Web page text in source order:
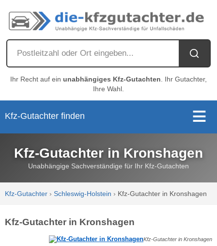
Ihr Recht auf ein unabhängiges Kfz-Gutachten . Ihr Gutachter,
Ihre Wahl.
Kfz-Gutachter finden
Kfz-Gutachter in Kronshagen
Unabhängige Sachverständige für Ihr Kfz-Gutachten
Kfz-Gutachter ›Schleswig-Holstein › Kfz-Gutachter in Kronshagen
Kfz-Gutachter in Kronshagen
Kfz-Gutachter in Kronshagen